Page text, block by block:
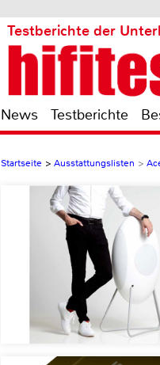
Testberichte der
News Testberichte
Startseite > Ausstattungslisten >